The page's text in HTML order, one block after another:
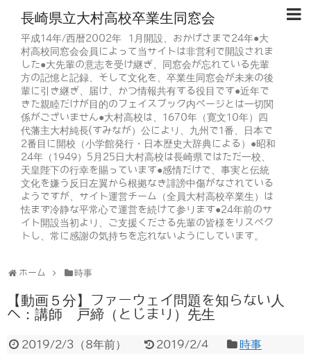
長崎県立大村高校卒業生同窓会
平成14年/西暦2002年 1月開設、おかげさまで24年●大
村高校同窓会会員によって当サイトは非営利で開設されま
した●大先輩の意志を受け継ぎ、同窓会が忘れている先輩
方の記憶と記録、そして文化を、卒業生同窓会が未来の後
輩に引き継ぎ、届け、かつ情報共有する役目です●近年で
きた親睦だけが目的のフェイスブック内ページとは一切関
係がございません●大村高校は、1670年（寛文10年）四
代藩主大村純長(すみなが）公により、九州で1番、日本で
2番目に開校（小学館発行・日本歴史大辞典による）●昭和
24年（1949）5月25日大村高校は長崎県ではただ一校、
天皇陛下の行幸を賜っています●感情だけで、事実と伝統
文化を嫌う反日左翼から根拠なき誹謗中傷がなされている
ようですが、サイト運営チーム（全員大村高校卒業生）は
怯まず冷静な平常心で運営を続けて参ります●24年前のサ
イト開設当初より、ご支援くださる先輩の皆様をリスペク
トし、常に感謝の気持ちを忘れないようにしています。
ホーム 時事
【動画５分】ファーウェイ問題を知らない人
へ：講師 戸締（とじまり）先生
2019/2/3 （8年前） 2019/2/4 時事